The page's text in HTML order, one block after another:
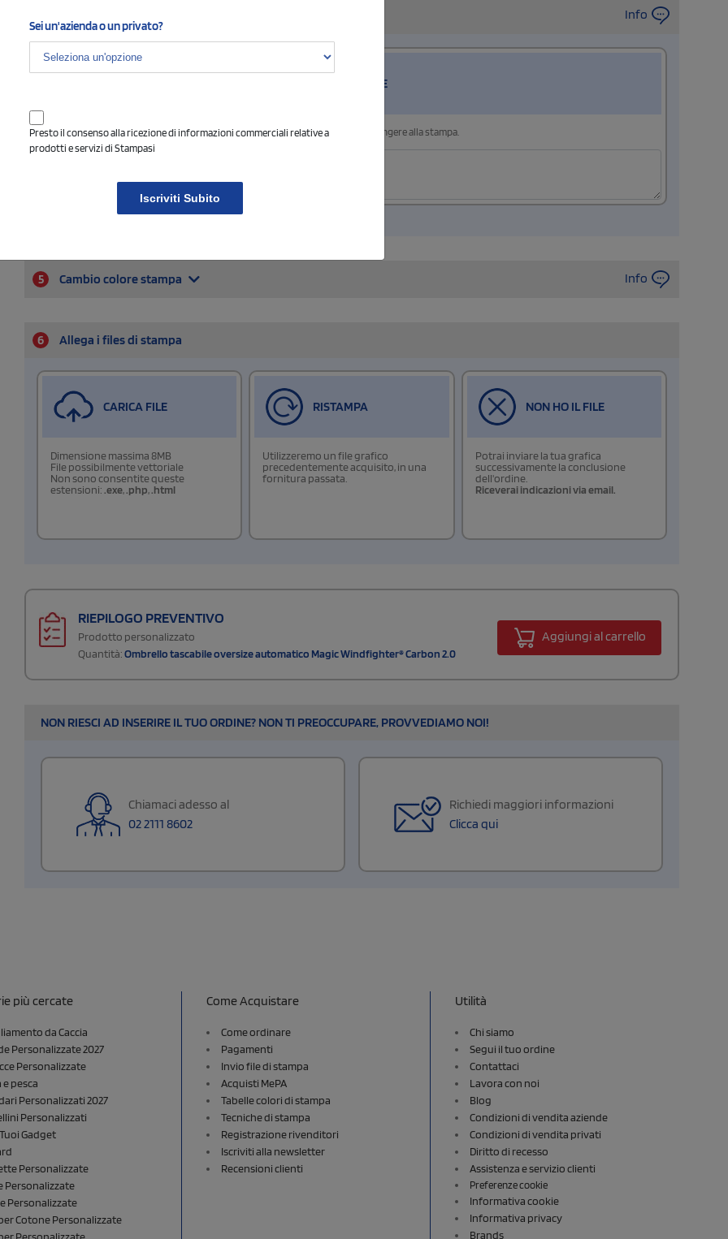
Info
COLORE DI STAMPA - EVENTUALE TESTO DA INSERIRE
Indica il colore di stampa desiderato, e il testo che vorrai eventualmente aggiungere alla stampa.
5 Cambio colore stampa Info
6 Allega i files di stampa
CARICA FILE
Dimensione massima 8MB
File possibilmente vettoriale
Non sono consentite queste
estensioni: .exe,.php,.html
RISTAMPA
Utilizzeremo un file grafico
precedentemente acquisito, in una
fornitura passata.
NON HO IL FILE
Potrai inviare la tua grafica
successivamente la conclusione
dell'ordine.
Riceverai indicazioni via email.
RIEPILOGO PREVENTIVO
Prodotto personalizzato
Quantità:Ombrello tascabile oversize automatico Magic Windfighter® Carbon 2.0
Aggiungi al carrello
NON RIESCI AD INSERIRE IL TUO ORDINE? NON TI PREOCCUPARE, PROVVEDIAMO NOI!
Chiamaci adesso al
02 2111 8602
Richiedi maggiori informazioni
Clicca qui
più cercate
da Caccia
Personalizzate 2027
Personalizzate
e pesca
Personalizzati 2027
Personalizzati
Gadget
Personalizzate
Personalizzate
Personalizzate
Cotone Personalizzate
Personalizzate
Come Acquistare
Come ordinare
Pagamenti
Invio file di stampa
Acquisti MePA
Tabelle colori di stampa
Tecniche di stampa
Registrazione rivenditori
Iscriviti alla newsletter
Recensioni clienti
Utilità
Chi siamo
Segui il tuo ordine
Contattaci
Lavora con noi
Blog
Condizioni di vendita aziende
Condizioni di vendita privati
Diritto di recesso
Assistenza e servizio clienti
Preferenze cookie
Informativa cookie
Informativa privacy
Brands
Sei un'azienda o un privato?
Presto il consenso alla ricezione di informazioni commerciali relative a
prodotti e servizi di Stampasi
Iscriviti Subito